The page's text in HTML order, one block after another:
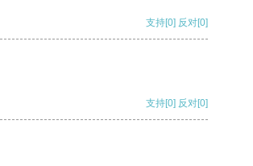
支持[0] 反对[0]
支持[0] 反对[0]